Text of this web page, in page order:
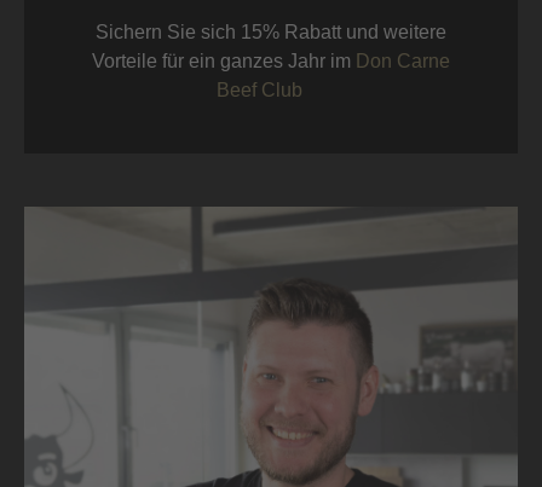
Sichern Sie sich 15% Rabatt und weitere
Vorteile für ein ganzes Jahr im Don Carne
Beef Club